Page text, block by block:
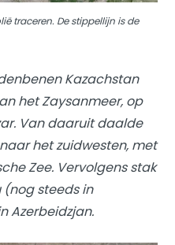
traceren. De stippellijn is de
Kazachstan
het Zaysanmeer, op
Van daaruit daalde
het zuidwesten, met
Zee. Vervolgens stak
(nog steeds in
Azerbeidzjan.